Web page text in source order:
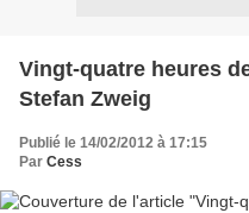
Vingt-quatre heures
Stefan Zweig
Publié le 14/02/2012 à 17:15
Par Cess